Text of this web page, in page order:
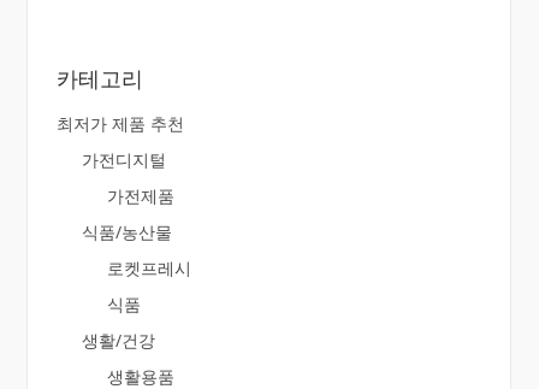
카테고리
최저가 제품 추천
가전디지털
가전제품
식품/농산물
로켓프레시
식품
생활/건강
생활용품